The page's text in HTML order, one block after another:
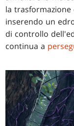
la
inserendo un
di controllo
continua a